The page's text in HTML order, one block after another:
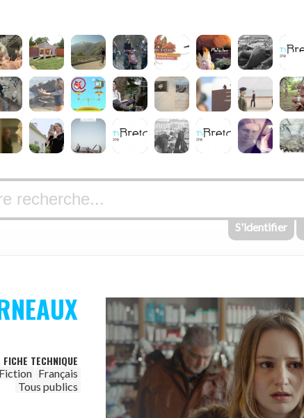
S'identifier
FICHE TECHNIQUE
Fiction Français
Tous publics